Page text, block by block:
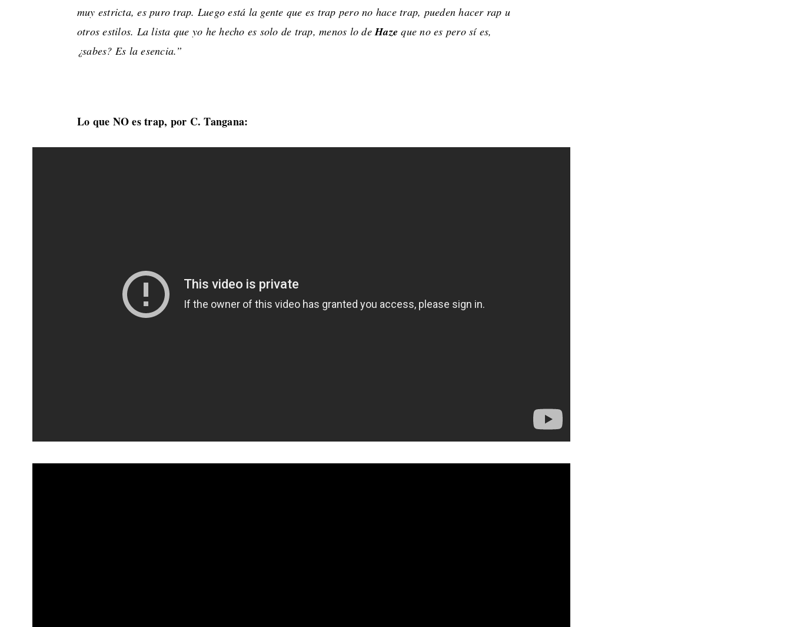
muy estricta, es puro trap. Luego está la gente que es trap pero no hace trap, pueden hacer rap u
otros estilos. La lista que yo he hecho es solo de trap, menos lo de Haze que no es pero sí es,
¿sabes? Es la esencia.”
Lo que NO es trap, por C. Tangana: